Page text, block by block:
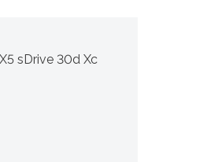
sDrive 30d Xc